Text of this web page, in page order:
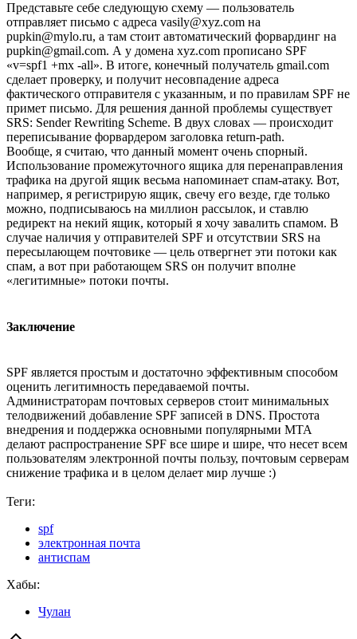
Представьте себе следующую схему — пользователь
отправляет письмо с адреса vasily@xyz.com на
pupkin@mylo.ru, а там стоит автоматический форвардинг на
pupkin@gmail.com. А у домена xyz.com прописано SPF
«v=spf1 +mx -all». В итоге, конечный получатель gmail.com
сделает проверку, и получит несовпадение адреса
фактического отправителя с указанным, и по правилам SPF не
примет письмо. Для решения данной проблемы существует
SRS: Sender Rewriting Scheme. В двух словах — происходит
переписывание форвардером заголовка return-path.
Вообще, я считаю, что данный момент очень спорный.
Использование промежуточного ящика для перенаправления
трафика на другой ящик весьма напоминает спам-атаку. Вот,
например, я регистрирую ящик, свечу его везде, где только
можно, подписываюсь на миллион рассылок, и ставлю
редирект на некий ящик, который я хочу завалить спамом. В
случае наличия у отправителей SPF и отсутствии SRS на
пересылающем почтовике — цель отвергнет эти потоки как
спам, а вот при работающем SRS он получит вполне
«легитимные» потоки почты.
Заключение
SPF является простым и достаточно эффективным способом
оценить легитимность передаваемой почты.
Администраторам почтовых серверов стоит минимальных
телодвижений добавление SPF записей в DNS. Простота
внедрения и поддержка основными популярными MTA
делают распространение SPF все шире и шире, что несет всем
пользователям электронной почты пользу, почтовым серверам
снижение трафика и в целом делает мир лучше :)
Теги:
spf
электронная почта
антиспам
Хабы:
Чулан